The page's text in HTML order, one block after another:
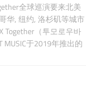
全球巡演要来北美
华, 纽约, 洛杉矶等城市
Together（투모로우바
MUSIC于2019年推出的